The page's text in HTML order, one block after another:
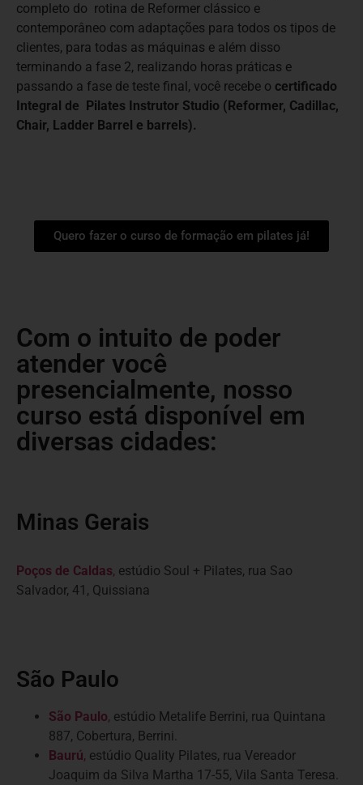
completo do rotina de Reformer clássico e
contemporâneo com adaptações para todos os tipos de
clientes, para todas as máquinas e além disso
terminando a fase 2, realizando horas práticas e
passando a fase de teste final, você recebe o certificado
Integral de Pilates Instrutor Studio (Reformer, Cadillac,
Chair, Ladder Barrel e barrels).
Quero fazer o curso de formação em pilates já!
Com o intuito de poder
atender você
presencialmente, nosso
curso está disponível em
diversas cidades:
Minas Gerais
Poços de Caldas, estúdio Soul + Pilates, rua Sao
Salvador, 41, Quissiana
São Paulo
São Paulo, estúdio Metalife Berrini, rua Quintana
887, Cobertura, Berrini.
Baurú, estúdio Quality Pilates, rua Vereador
Joaquim da Silva Martha 17-55, Vila Santa Teresa.